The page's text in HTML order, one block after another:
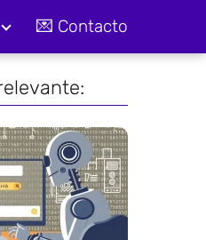
💌 Contacto